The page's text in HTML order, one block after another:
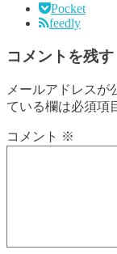
Pocket
feedly
コメントを残す
メールアドレスが
ている欄は必須項
コメント ※